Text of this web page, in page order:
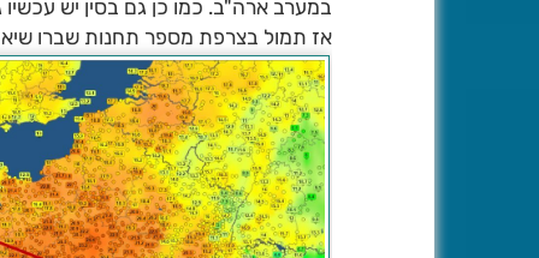
במערב ארה"ב. כמו כן גם בסין יש
אז תמול בצרפת מספר תחנות שברו